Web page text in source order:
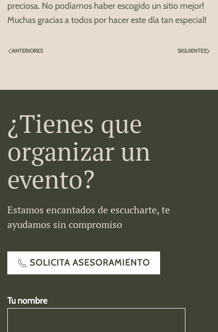
preciosa. No podíamos haber escogido un sitio mejor!
Muchas gracias a todos por hacer este día tan especial!
ANTERIORES SIGUIENTES
¿Tienes que
organizar un
evento?
Estamos encantados de escucharte, te
ayudamos sin compromiso
SOLICITA ASESORAMIENTO
Tu nombre